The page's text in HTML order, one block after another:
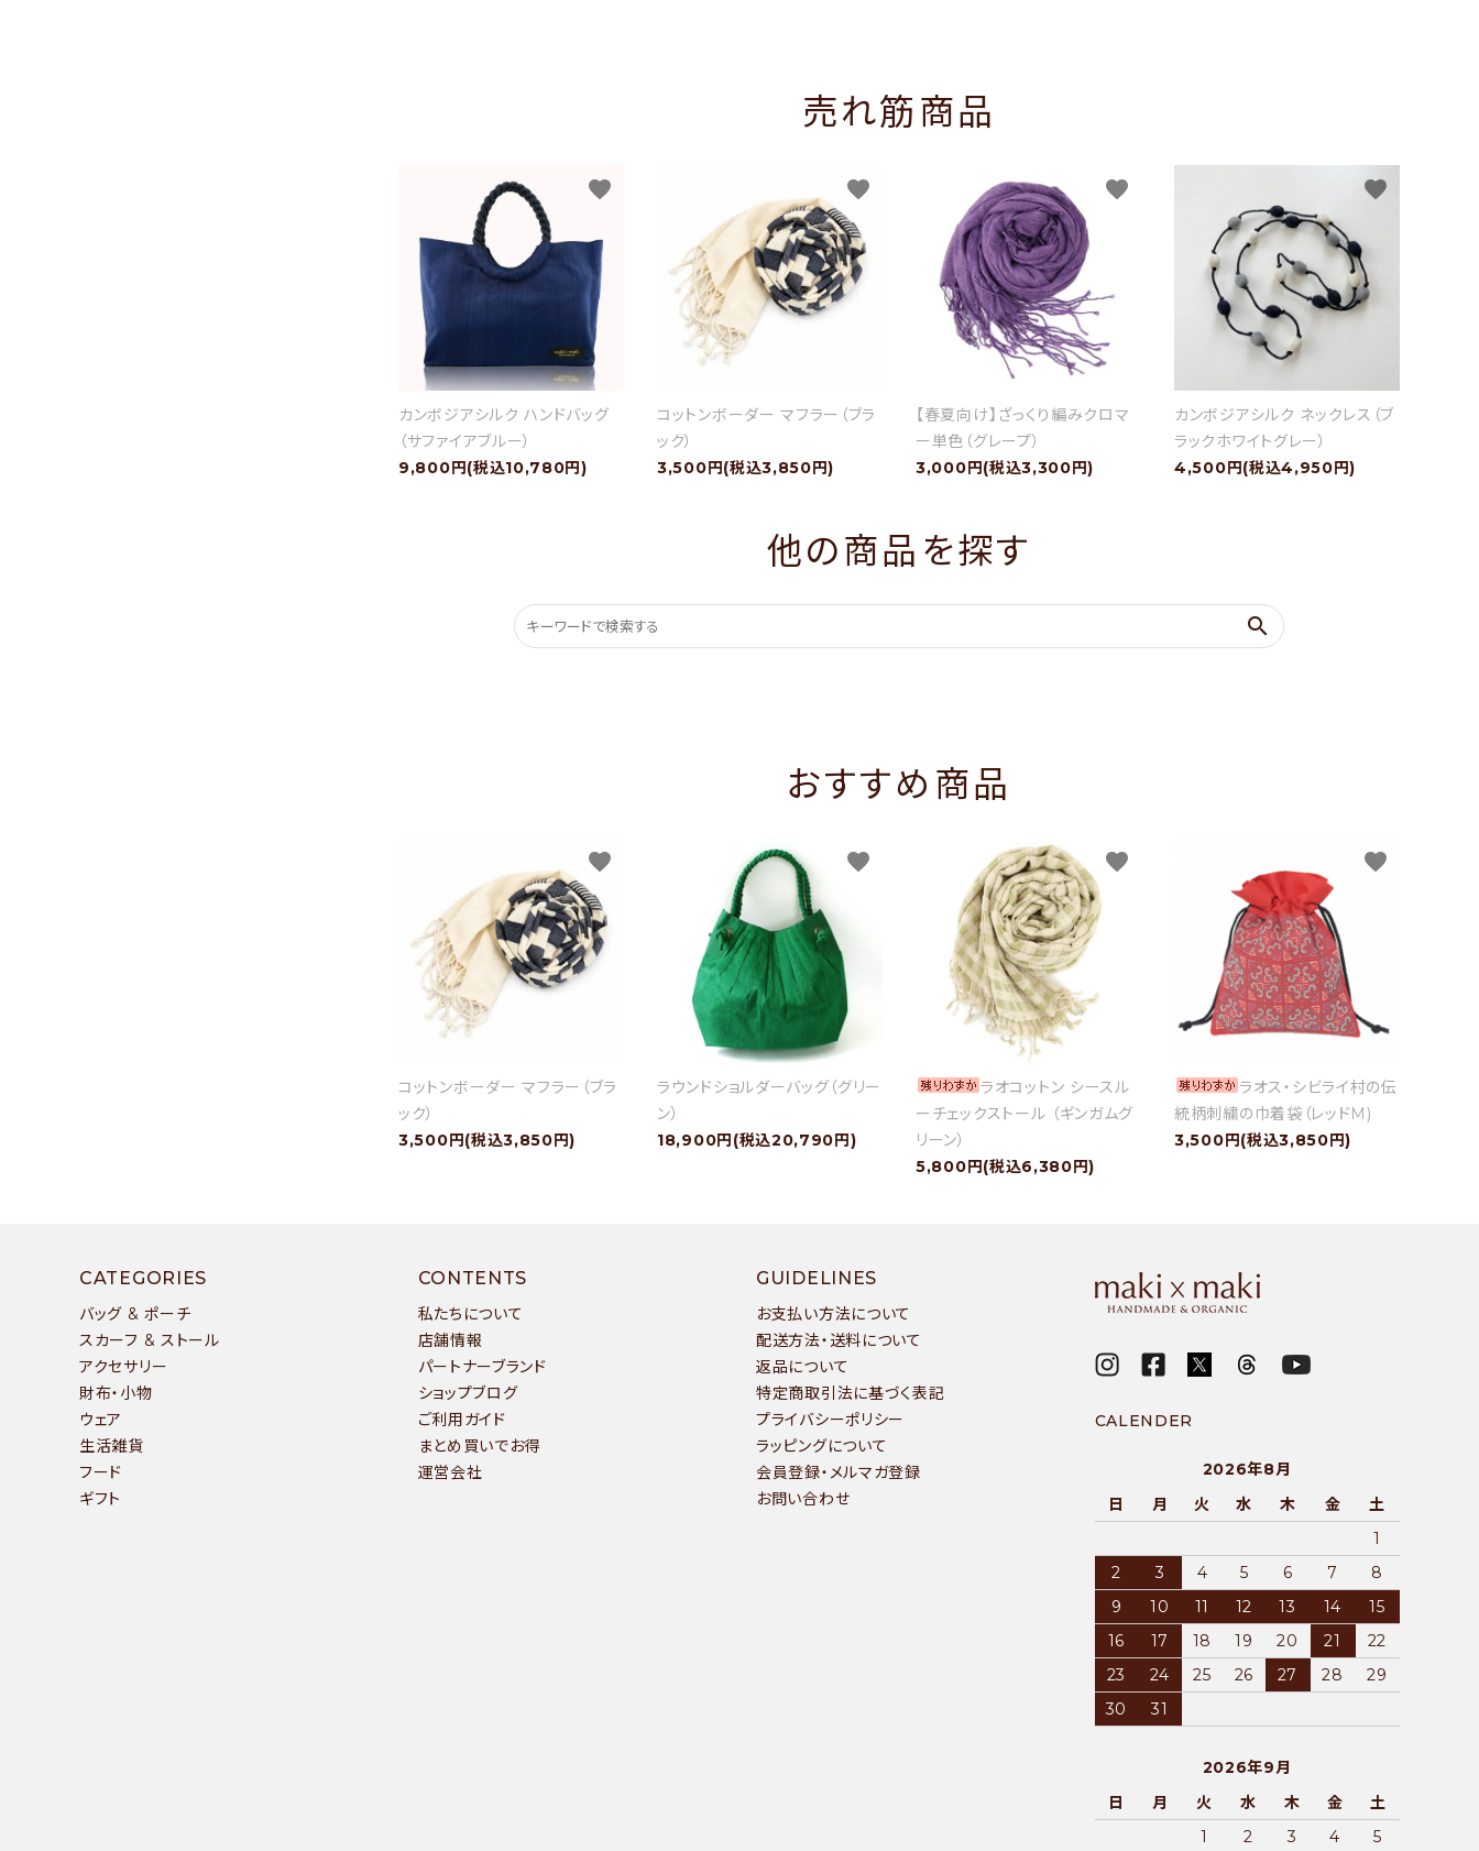
売れ筋商品
カンボジアシルク ハンドバッグ
（サファイアブルー）
9,800円(税込10,780円)
favorite
コットンボーダー マフラー（ブラ
ック）
3,500円(税込3,850円)
favorite
【春夏向け】ざっくり編みクロマ
ー単色（グレープ）
3,000円(税込3,300円)
favorite
カンボジアシルク ネックレス（ブ
ラックホワイトグレー）
4,500円(税込4,950円)
favorite
他の商品を探す
search
おすすめ商品
コットンボーダー マフラー（ブラ
ック）
3,500円(税込3,850円)
favorite
ラウンドショルダーバッグ（グリー
ン）
18,900円(税込20,790円)
favorite
ラオコットン シースル
ーチェックストール （ギンガムグ
リーン）
5,800円(税込6,380円)
favorite
ラオス・シビライ村の伝
統柄刺繍の巾着袋（レッドM)
3,500円(税込3,850円)
favorite
CATEGORIES
バッグ & ポーチ
スカーフ & ストール
アクセサリー
財布・小物
ウェア
生活雑貨
フード
ギフト
CONTENTS
私たちについて
店舗情報
パートナーブランド
ショップブログ
ご利用ガイド
まとめ買いでお得
運営会社
GUIDELINES
お支払い方法について
配送方法・送料について
返品について
特定商取引法に基づく表記
プライバシーポリシー
ラッピングについて
会員登録・メルマガ登録
お問い合わせ
CALENDER
2026年8月
日
月 火 水 木 金
土
1
2
3 4 5 6 7
8
9
10 11 12 13 14
15
16
17 18 19 20 21
22
23
24 25 26 27 28
29
30
31
2026年9月
日
月 火 水 木 金
土
1
2 3 4 5